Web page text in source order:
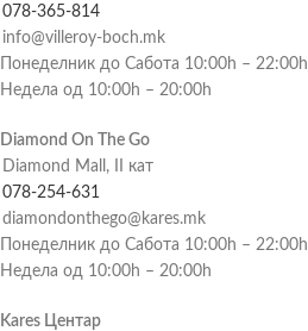
078-365-814
info@villeroy-boch.mk
Понеделник до Сабота 10:00h – 22:00h
Недела од 10:00h – 20:00h
Diamond On The Go
Diamond Mall, II кат
078-254-631
diamondonthego@kares.mk
Понеделник до Сабота 10:00h – 22:00h
Недела од 10:00h – 20:00h
Kares Центар